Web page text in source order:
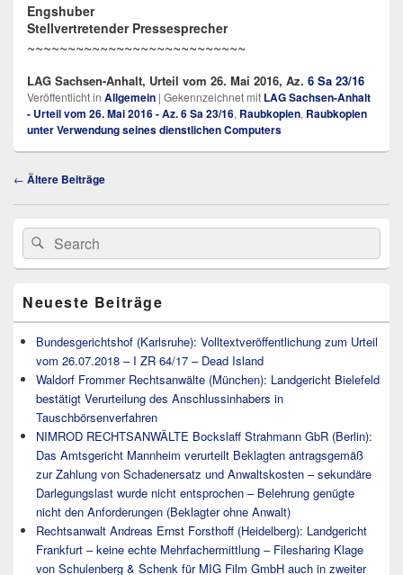
Engshuber
Stellvertretender Pressesprecher
~~~~~~~~~~~~~~~~~~~~~~~~~~~
LAG Sachsen-Anhalt, Urteil vom 26. Mai 2016, Az. 6 Sa 23/16
Veröffentlicht in Allgemein | Gekennzeichnet mit LAG Sachsen-Anhalt
- Urteil vom 26. Mai 2016 - Az. 6 Sa 23/16, Raubkopien, Raubkopien
unter Verwendung seines dienstlichen Computers
Beitragsnavigation
← Ältere Beiträge
Primärer
Seitenleisten
Widget-
Bereich
Search
for:
Suche
Neueste Beiträge
Bundesgerichtshof (Karlsruhe): Volltextveröffentlichung zum Urteil
vom 26.07.2018 – I ZR 64/17 – Dead Island
Waldorf Frommer Rechtsanwälte (München): Landgericht Bielefeld
bestätigt Verurteilung des Anschlussinhabers in
Tauschbörsenverfahren
NIMROD RECHTSANWÄLTE Bockslaff Strahmann GbR (Berlin):
Das Amtsgericht Mannheim verurteilt Beklagten antragsgemäß
zur Zahlung von Schadenersatz und Anwaltskosten – sekundäre
Darlegungslast wurde nicht entsprochen – Belehrung genügte
nicht den Anforderungen (Beklagter ohne Anwalt)
Rechtsanwalt Andreas Ernst Forsthoff (Heidelberg): Landgericht
Frankfurt – keine echte Mehrfachermittlung – Filesharing Klage
von Schulenberg & Schenk für MIG Film GmbH auch in zweiter